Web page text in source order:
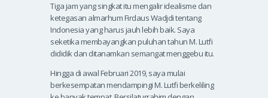
Tiga jam yang singkat itu mengalir idealisme dan
ketegasan almarhum Firdaus Wadjdi tentang
Indonesia yang harus jauh lebih baik. Saya
seketika membayangkan puluhan tahun M. Lutfi
dididik dan ditanamkan semangat menggebu itu.
Hingga di awal Februari 2019, saya mulai
berkesempatan mendampingi M. Lutfi berkeliling